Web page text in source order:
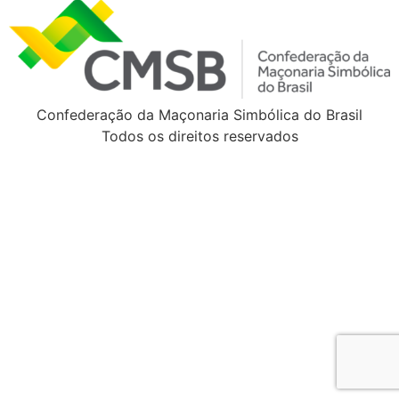
Confederação da Maçonaria Simbólica do Brasil
Todos os direitos reservados